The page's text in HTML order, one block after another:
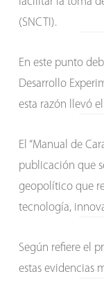
(SNCTI).
En este punto
Desarrollo
esta razón llevó
El “Manual de
publicación que
geopolítico que
tecnología,
Según refiere el
estas evidencias